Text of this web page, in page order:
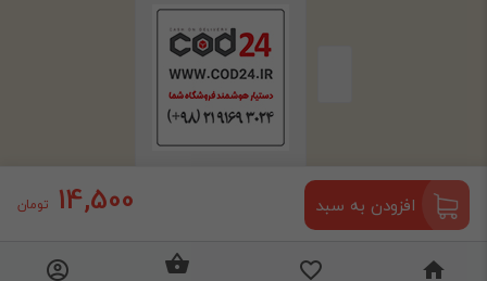
افزودن به سبد 14,500 توماناستفاده از مطالب فروشگاه اینترنتی کارتن سازی کارتن کده فقط برای مقاصد
غیرتجاری و با ذکر منبع بلامانع است.
طراحی و اجراشرکت مهسان فراز قومس (cod24.ir)